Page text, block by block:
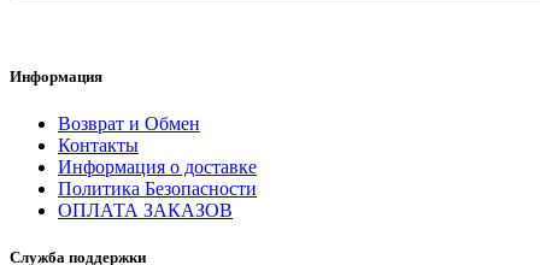
Информация
Возврат и Обмен
Контакты
Информация о доставке
Политика Безопасности
ОПЛАТА ЗАКАЗОВ
Служба поддержки